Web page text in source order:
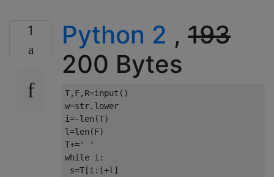
1 Python 2 , 193
200 Bytes
T, F, R=input ()
w=str. lower
i=-len (T)
l=len (F)
T+=' '
while i :
s=T [i : i+l ]